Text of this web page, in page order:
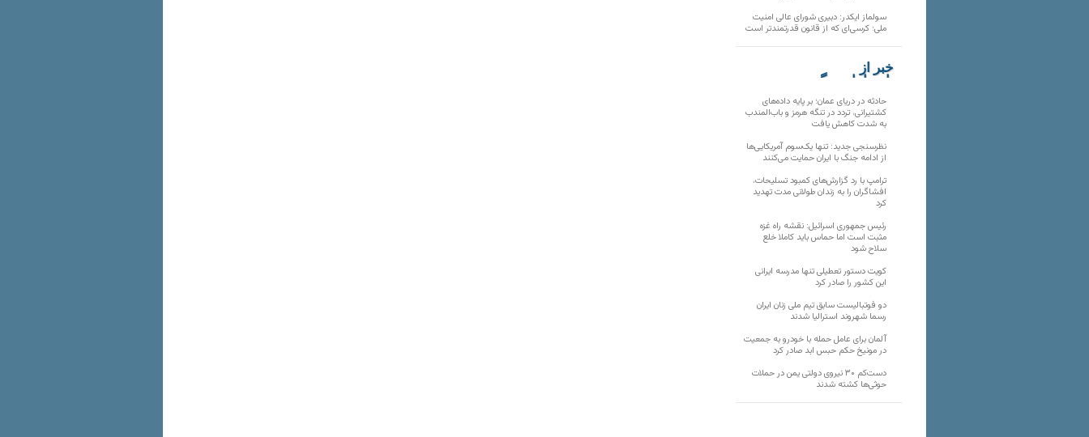
سولماز ایکدر: دبیری شورای عالی امنیت
ملی؛ کرسی‌ای که از قانون قدرتمندتر است
خبر از
تارنماهای دیگر
حادثه در دریای عمان؛ بر پایه داده‌های
کشتیرانی، تردد در تنگه هرمز و باب‌المندب
به شدت کاهش یافت
نظرسنجی جدید: تنها یک‌سوم آمریکایی‌ها
از ادامه جنگ با ایران حمایت می‌کنند
ترامپ با رد گزارش‌های کمبود تسلیحات،
افشاگران را به زندان طولانی مدت تهدید
کرد
رئیس‌ جمهوری اسرائیل: نقشه راه غزه
مثبت است اما حماس باید کاملا خلع
سلاح شود
کویت دستور تعطیلی تنها مدرسه ایرانی
این کشور را صادر کرد
دو فوتبالیست سابق تیم ملی زنان ایران
رسما شهروند استرالیا شدند
آلمان برای عامل حمله با خودرو به جمعیت
در مونیخ حکم حبس ابد صادر کرد
دست‌کم ۳۰ نیروی دولتی یمن در حملات
حوثی‌ها کشته شدند